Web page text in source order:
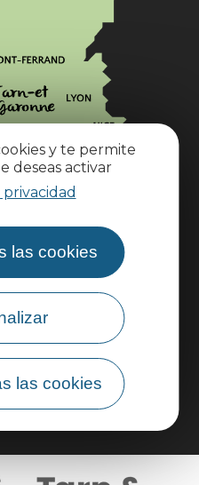
y te permite
deseas activar
las cookies
las cookies